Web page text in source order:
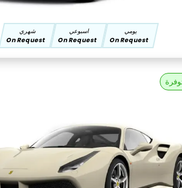
يومي
On Request
اسبوعي
On Request
شهري
On Request